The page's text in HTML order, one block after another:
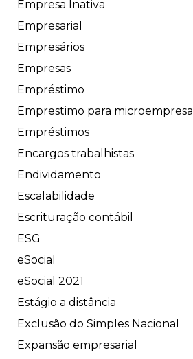
Empresa Inativa
Empresarial
Empresários
Empresas
Empréstimo
Emprestimo para microempresa
Empréstimos
Encargos trabalhistas
Endividamento
Escalabilidade
Escrituração contábil
ESG
eSocial
eSocial 2021
Estágio a distância
Exclusão do Simples Nacional
Expansão empresarial